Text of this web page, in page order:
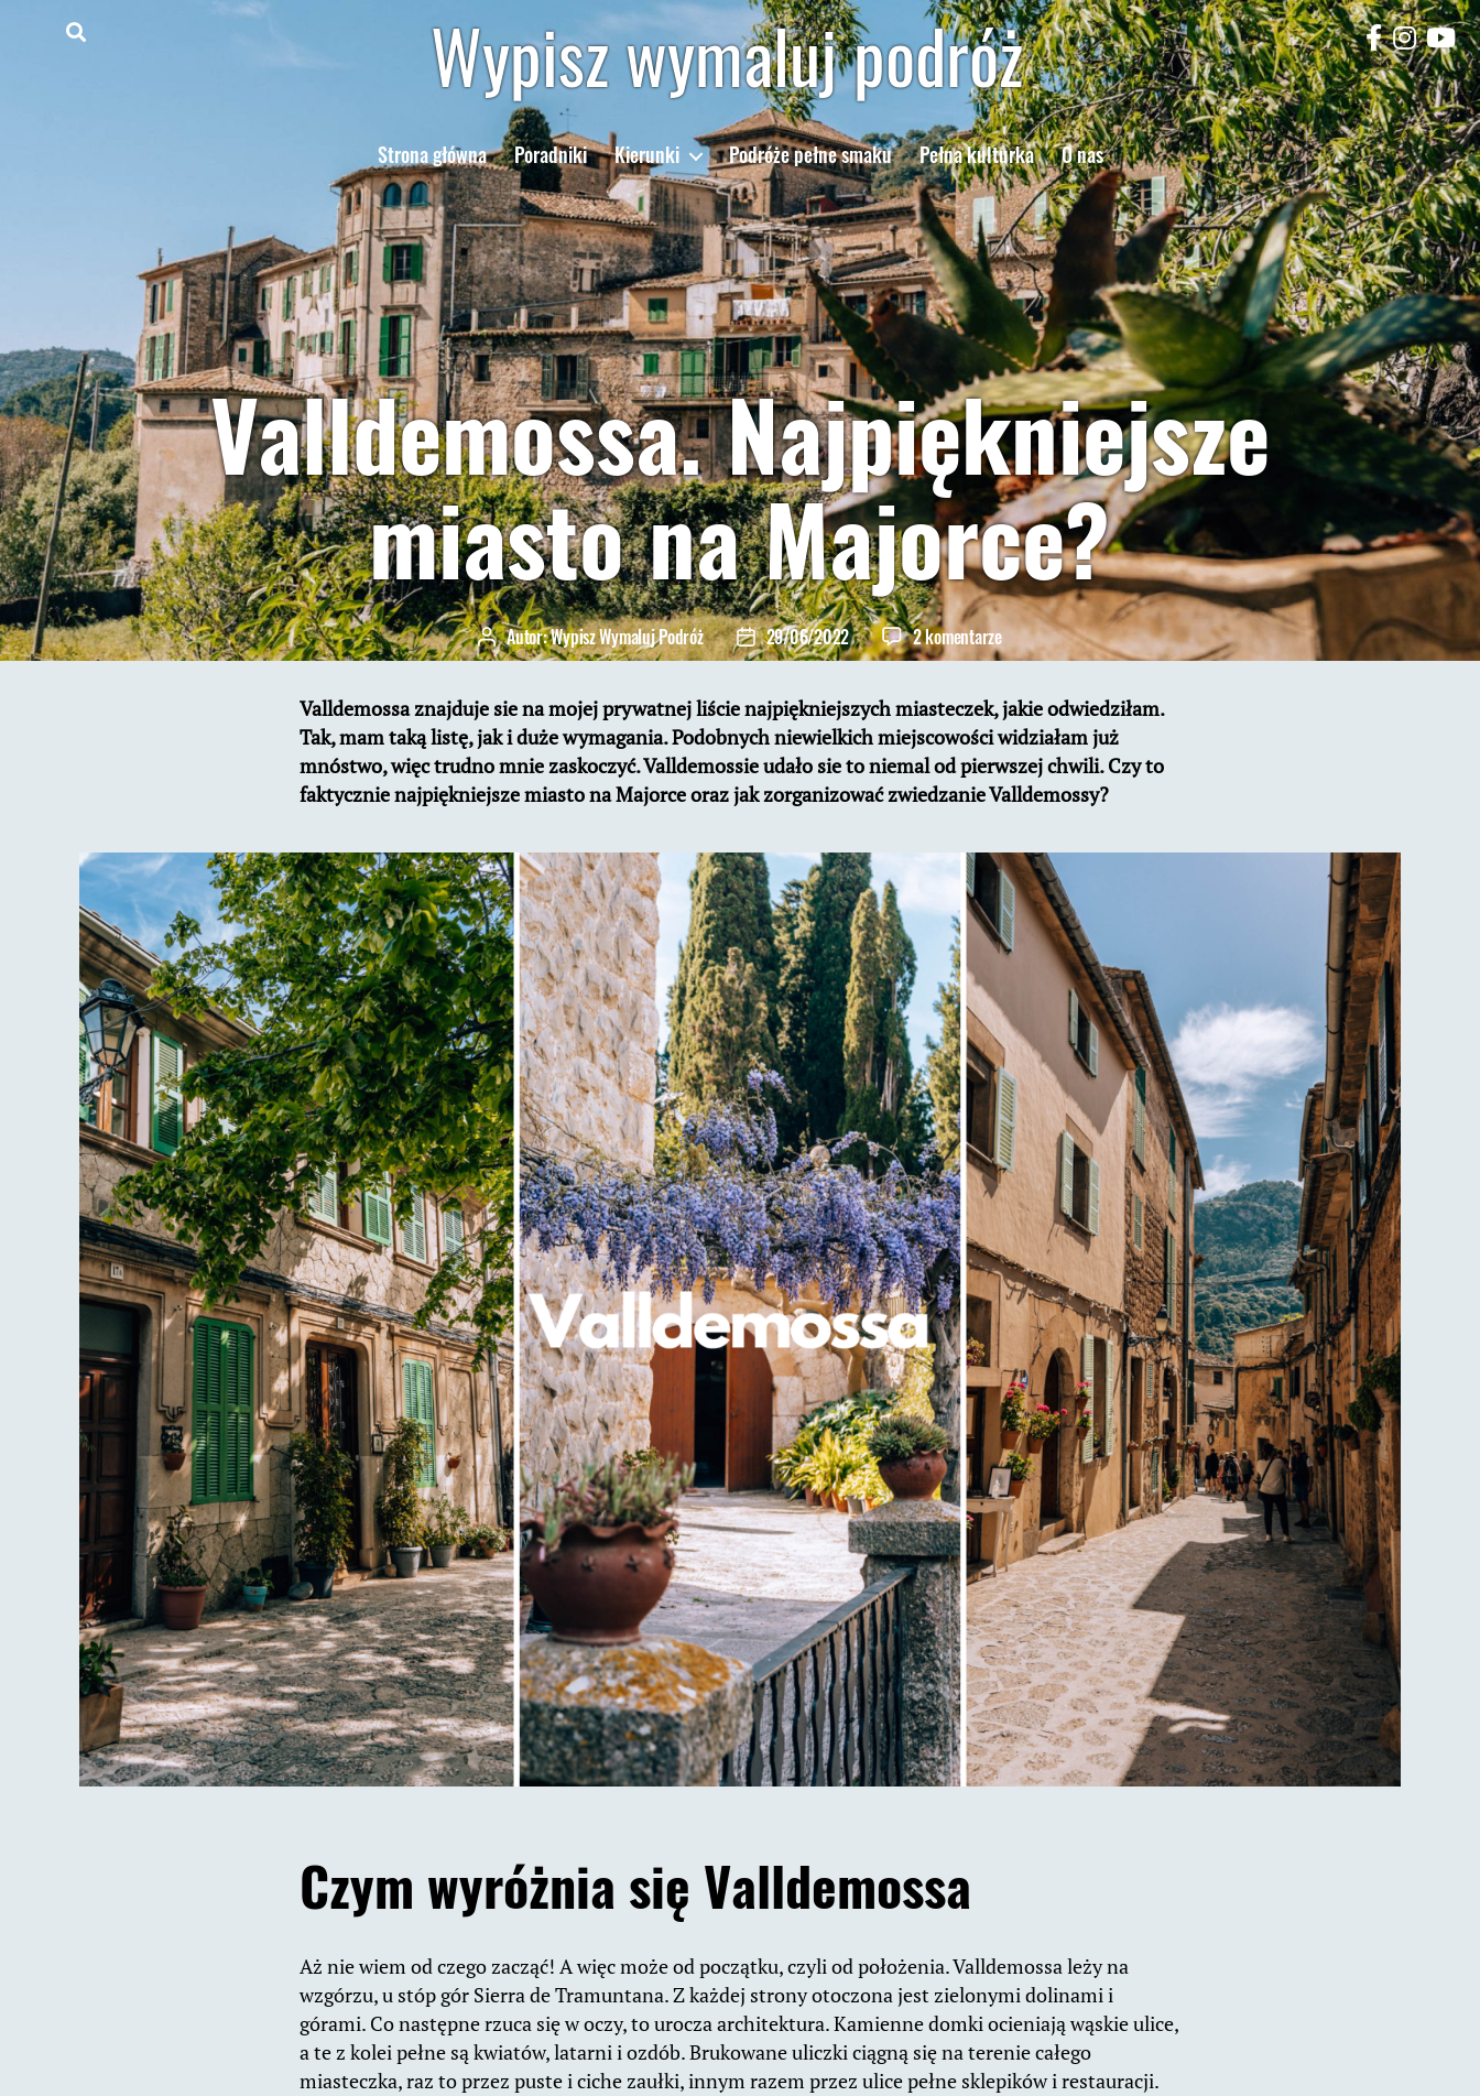
Wypisz wymaluj podróż
Strona główna Poradniki Kierunki Podróże pełne smaku Pełna kulturka O nas
Valldemossa. Najpiękniejsze
miasto na Majorce?
Autor
wpisu
Autor:Wypisz Wymaluj Podróż
Data
wpisu
29/06/2022 2 komentarzedo
Valldemossa.
miasto
na
Majorce?
Valldemossa znajduje sie na mojej prywatnej liście najpiękniejszych miasteczek, jakie odwiedziłam.
Tak, mam taką listę, jak i duże wymagania. Podobnych niewielkich miejscowości widziałam już
mnóstwo, więc trudno mnie zaskoczyć. Valldemossie udało sie to niemal od pierwszej chwili. Czy to
faktycznie najpiękniejsze miasto na Majorce oraz jak zorganizować zwiedzanie Valldemossy?
Czym wyróżnia się Valldemossa
Aż nie wiem od czego zacząć! A więc może od początku, czyli od położenia. Valldemossa leży na
wzgórzu, u stóp gór Sierra de Tramuntana. Z każdej strony otoczona jest zielonymi dolinami i
górami. Co następne rzuca się w oczy, to urocza architektura. Kamienne domki ocieniają wąskie ulice,
a te z kolei pełne są kwiatów, latarni i ozdób. Brukowane uliczki ciągną się na terenie całego
miasteczka, raz to przez puste i ciche zaułki, innym razem przez ulice pełne sklepików i restauracji.